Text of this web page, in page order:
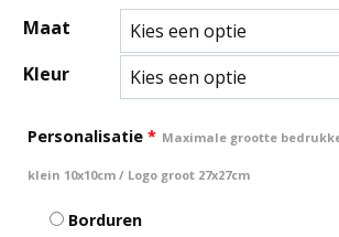
Maat
Kleur
Personalisatie * Maximale grootte
klein 10x10cm / Logo groot 27x27cm
Borduren